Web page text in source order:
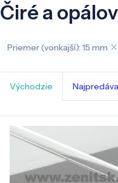
Čiré a
Priemer (vonkajší): 15 mm
Východzie